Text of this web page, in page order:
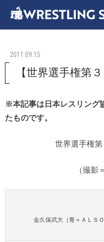
2011.09.15
【世界選手権第
※本記事は日本レスリング
たものです。
世界選手権
（撮影
金久保武大（青＝ＡＬＳ